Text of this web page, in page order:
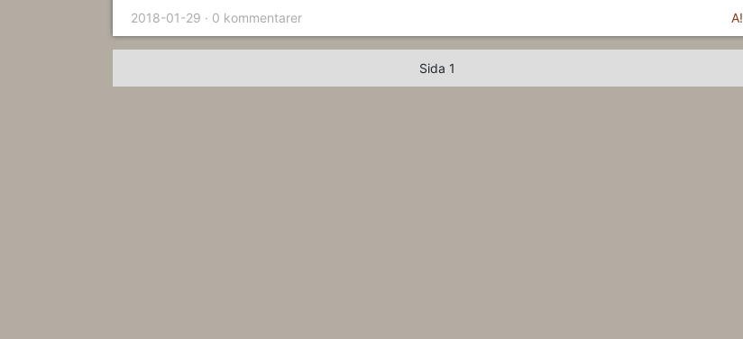
2018-01-29 · 0 kommentarer A!
Sida 1